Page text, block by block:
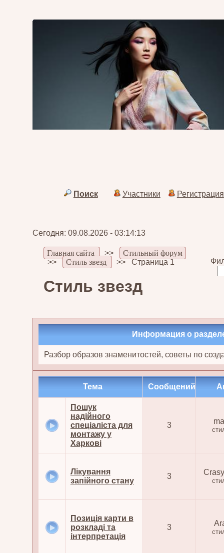
Поиск Участники Регистрация
Сегодня: 09.08.2026 - 03:14:13
Главная сайта >>
Стильный форум
>> Стиль звезд >>Страница 1
Стиль звезд
Информация о
Разбор образов знаменитостей, советы по
Тема Cообщений
Пошук
надійного
спеціаліста для
монтажу у
Харкові
3
Лікування
запійного стану
3
Позиція карти в
розкладі та
інтерпретація
3